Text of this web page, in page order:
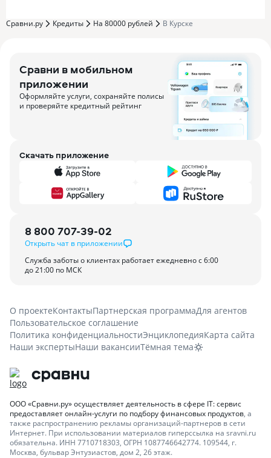
Сравни.ру Кредиты На 80000 рублей В Курске
Сравни в мобильном
приложении
Оформляйте услуги, сохраняйте полисы
и проверяйте кредитный рейтинг
Скачать приложение
8 800 707-39-02
Открыть чат в приложении
Служба заботы о клиентах работает ежедневно с 6:00
до 21:00 по МСК
О проектеКонтактыПартнерская программаДля агентов
Пользовательское соглашение
Политика конфиденциальностиЭнциклопедияКарта сайта
Наши экспертыНаши вакансииТёмная тема
ООО «Сравни.ру» осуществляет деятельность в сфере IT: сервис
предоставляет онлайн-услуги по подбору финансовых продуктов, а
также распространению рекламы организаций-партнеров в сети
Интернет. При использовании материалов гиперссылка на sravni.ru
обязательна. ИНН 7710718303, ОГРН 1087746642774. 109544, г.
Москва, бульвар Энтузиастов, дом 2, 26 этаж.